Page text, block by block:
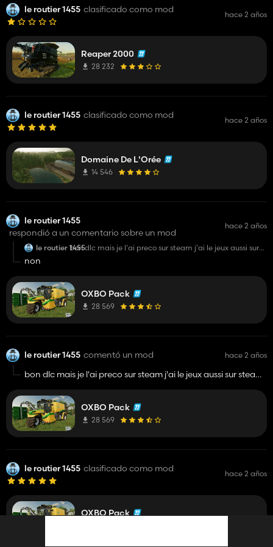
le routier 1455 clasificado como mod hace 2 años
Reaper 2000
28 232
le routier 1455 clasificado como mod hace 2 años
Domaine De L'Orée
14 546
le routier 1455
respondió a un comentario sobre un mod
hace 2 años
le routier 1455bon dlc mais je l'ai preco sur steam j'ai le jeux aussi sur
non
OXBO Pack
28 569
le routier 1455 comentó un mod hace 2 años
bon dlc mais je l'ai preco sur steam j'ai le jeux aussi sur steam
OXBO Pack
28 569
le routier 1455 clasificado como mod hace 2 años
OXBO Pack